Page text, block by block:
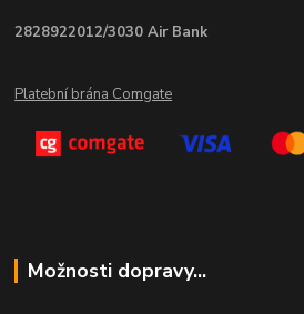
2828922012/3030 Air Bank
Platební brána Comgate
Možnosti dopravy...